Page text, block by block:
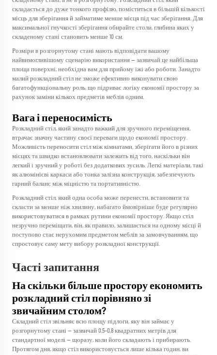
складається до дуже тонкого профілю, поміститься в більшій кількості
місць для зберігання й займатиме менше місця під час зберігання. Для
максимальної гнучкості зберігання обирайте столи, глибина яких у
складеному стані становить менше 10 см.
Розміри в розгорнутому стані мають відповідати вашому
найвимогливішому сценарію використання — зазвичай це найбільша
площа поверхні, необхідна вам для прийому їжі або роботи. Занадто
малий розкладний стіл не зможе ефективно виконувати свою
багатофункціональну роль, що підриває логіку економії простору за
рахунок заміни кількох предметів меблів одним.
Вага і переносимість
Розкладний стіл, який занадто важкий для зручного переміщення,
втрачає значну частину своєї переваги щодо економії простору.
Можливість переносити стіл між кімнатами, зберігати його в різних
місцях та швидко встановлювати залежить від того, наскільки він
легкий і зручний у роботі без додаткових зусиль. Легкі матеріали, такі
як алюмінієві каркаси або тонка залізна конструкція, забезпечують
гарний баланс між міцністю та портативністю.
Розкладний стіл, який одна особа може перенести, встановити та
скласти за менше ніж хвилину, набагато ймовірніше буде регулярно
використовуватися в рамках рутини економії простору. Якщо стіл
незручно переміщати, він, як правило, залишається на одному місці й
поступово стає нерухомим предметом меблів за замовчуванням, що
спростовує саму мету вибору розкладної конструкції.
Часті запитання
На скільки більше простору економить
розкладний стіл порівняно зі
звичайним столом?
Складний стіл звільняє всю площу підлоги, яку він займає у
розгорнутому стані — зазвичай 0,5–0,8 квадратних метрів для
стандартної моделі — щоразу, коли його складають і прибирають.
Протягом дня, якщо стіл використовується лише кілька годин, ви